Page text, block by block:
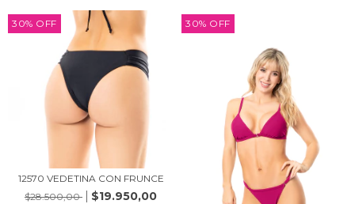
30% OFF
12570 VEDETINA CON FRUNCE
$28.500,00
$19.950,00
30% OFF